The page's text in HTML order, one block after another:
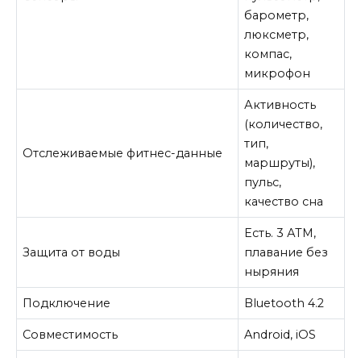
барометр,
люксметр,
компас,
микрофон
Отслеживаемые фитнес-данные
Активность
(количество,
тип,
маршруты),
пульс,
качество сна
Защита от воды
Есть. 3 АТМ,
плавание без
ныряния
Подключение Bluetooth 4.2
Совместимость Android, iOS